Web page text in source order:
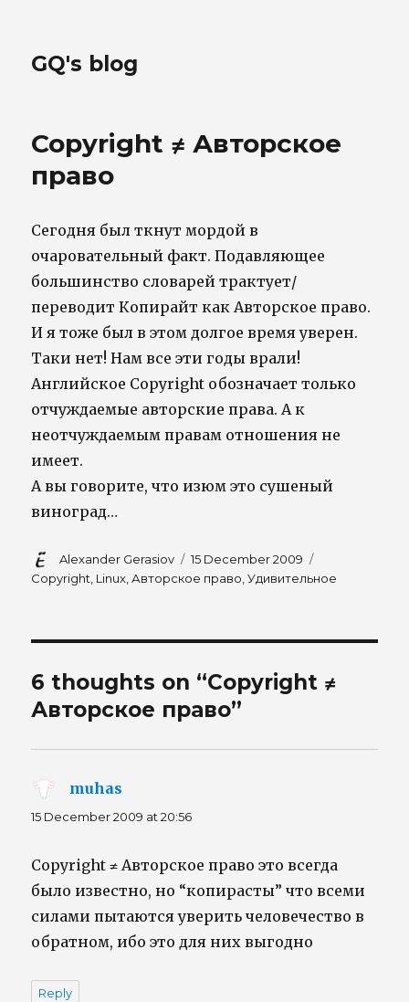
GQ's blog
Copyright ≠ Авторское
право
Сегодня был ткнут мордой в
очаровательный факт. Подавляющее
большинство словарей трактует/
переводит Копирайт как Авторское право.
И я тоже был в этом долгое время уверен.
Таки нет! Нам все эти годы врали!
Английское Copyright обозначает только
отчуждаемые авторские права. А к
неотчуждаемым правам отношения не
имеет.
А вы говорите, что изюм это сушеный
виноград…
Author
Alexander Gerasiov
Posted
on
15 December 2009
Copyright Linux ,Авторское право ,Удивительное
6 thoughts on “Copyright ≠
Авторское право”
muhas
15 December 2009 at 20:56
Copyright ≠ Авторское право это всегда
было известно, но “копирасты” что всеми
силами пытаются уверить человечество в
обратном, ибо это для них выгодно
Reply